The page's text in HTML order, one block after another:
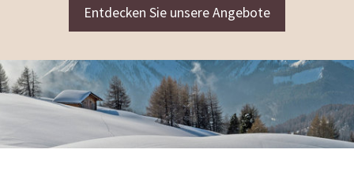
Entdecken Sie unsere Angebote